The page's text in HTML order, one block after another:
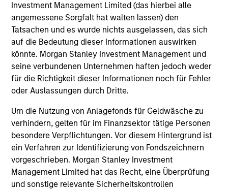
Investment Management Limited (das hierbei alle
angemessene Sorgfalt hat walten lassen) den
Tatsachen und es wurde nichts ausgelassen, das sich
auf die Bedeutung dieser Informationen auswirken
könnte. Morgan Stanley Investment Management und
seine verbundenen Unternehmen haften jedoch weder
für die Richtigkeit dieser Informationen noch für Fehler
oder Auslassungen durch Dritte.
Um die Nutzung von Anlagefonds für Geldwäsche zu
verhindern, gelten für im Finanzsektor tätige Personen
besondere Verpflichtungen. Vor diesem Hintergrund ist
ein Verfahren zur Identifizierung von Fondszeichnern
vorgeschrieben. Morgan Stanley Investment
Management Limited hat das Recht, eine Überprüfung
und sonstige relevante Sicherheitskontrollen
Morgan Stanley Liquidity
Funds